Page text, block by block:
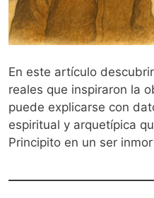
En este artículo
reales que inspiraron la
puede explicarse con
espiritual y arquetípica
Principito en un ser